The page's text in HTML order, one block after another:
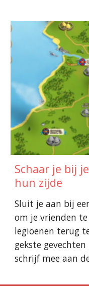
Schaar je bij
hun zijde
Sluit je aan bij
om je vrienden
legioenen terug
gekste
schrijf mee aan